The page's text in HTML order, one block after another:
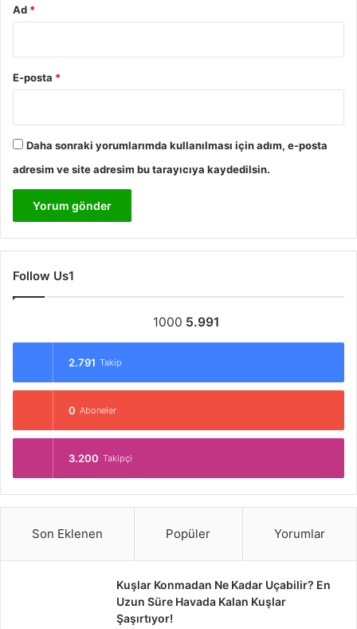
Ad *
E-posta *
Daha sonraki yorumlarımda kullanılması için adım, e-posta
adresim ve site adresim bu tarayıcıya kaydedilsin.
Follow Us1
1000 5.991
2.791 Takip
0 Aboneler
3.200 Takipçi
Son Eklenen Popüler Yorumlar
Kuşlar Konmadan Ne Kadar Uçabilir? En
Uzun Süre Havada Kalan Kuşlar
Şaşırtıyor!